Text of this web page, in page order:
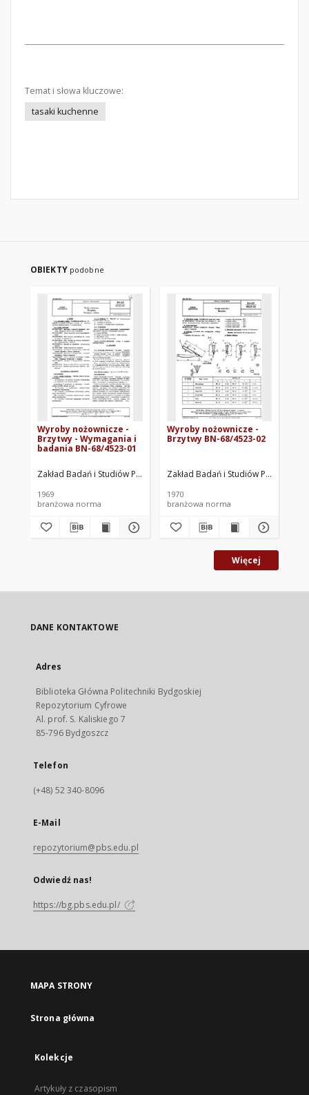
Temat i słowa kluczowe:
tasaki kuchenne
OBIEKTY podobne
Wyroby nożownicze -
Brzytwy - Wymagania i
badania BN-68/4523-01
Zakład Badań i Studiów Przemysłu Wyrobów Metalowych "Medom"
1969
branżowa norma
Wyroby nożownicze -
Brzytwy BN-68/4523-02
Zakład Badań i Studiów
1970
branżowa norma
Więcej
DANE KONTAKTOWE
Adres
Biblioteka Główna Politechniki Bydgoskiej
Repozytorium Cyfrowe
Al. prof. S. Kaliskiego 7
85-796 Bydgoszcz
Telefon
(+48) 52 340-8096
E-Mail
repozytorium@pbs.edu.pl
Odwiedź nas!
https://bg.pbs.edu.pl/
MAPA STRONY
Strona główna
Kolekcje
Artykuły z czasopism